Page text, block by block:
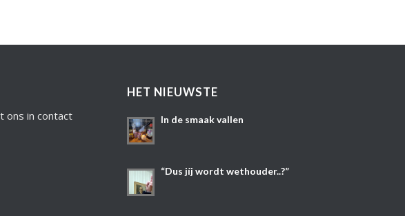
ons in contact
HET NIEUWSTE
In de smaak vallen
“Dus jíj wordt wethouder..?”